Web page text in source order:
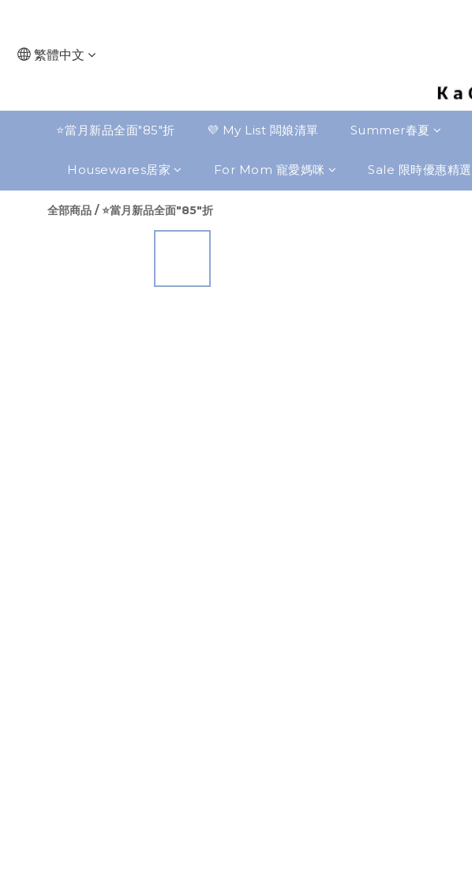
繁體中文
⭐️當月新品全面"85"折 💜 My List 闆娘清單 Summer春夏
Housewares居家 For Mom 寵愛媽咪 Sale 限時優惠精選
全部商品 /⭐️當月新品全面"85"折